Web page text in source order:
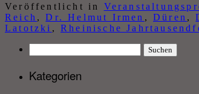
Veröffentlicht in
Reich ,Dr. Helmut Irmen ,Düren ,
Latotzki ,Rheinische
nach:
Kategorien